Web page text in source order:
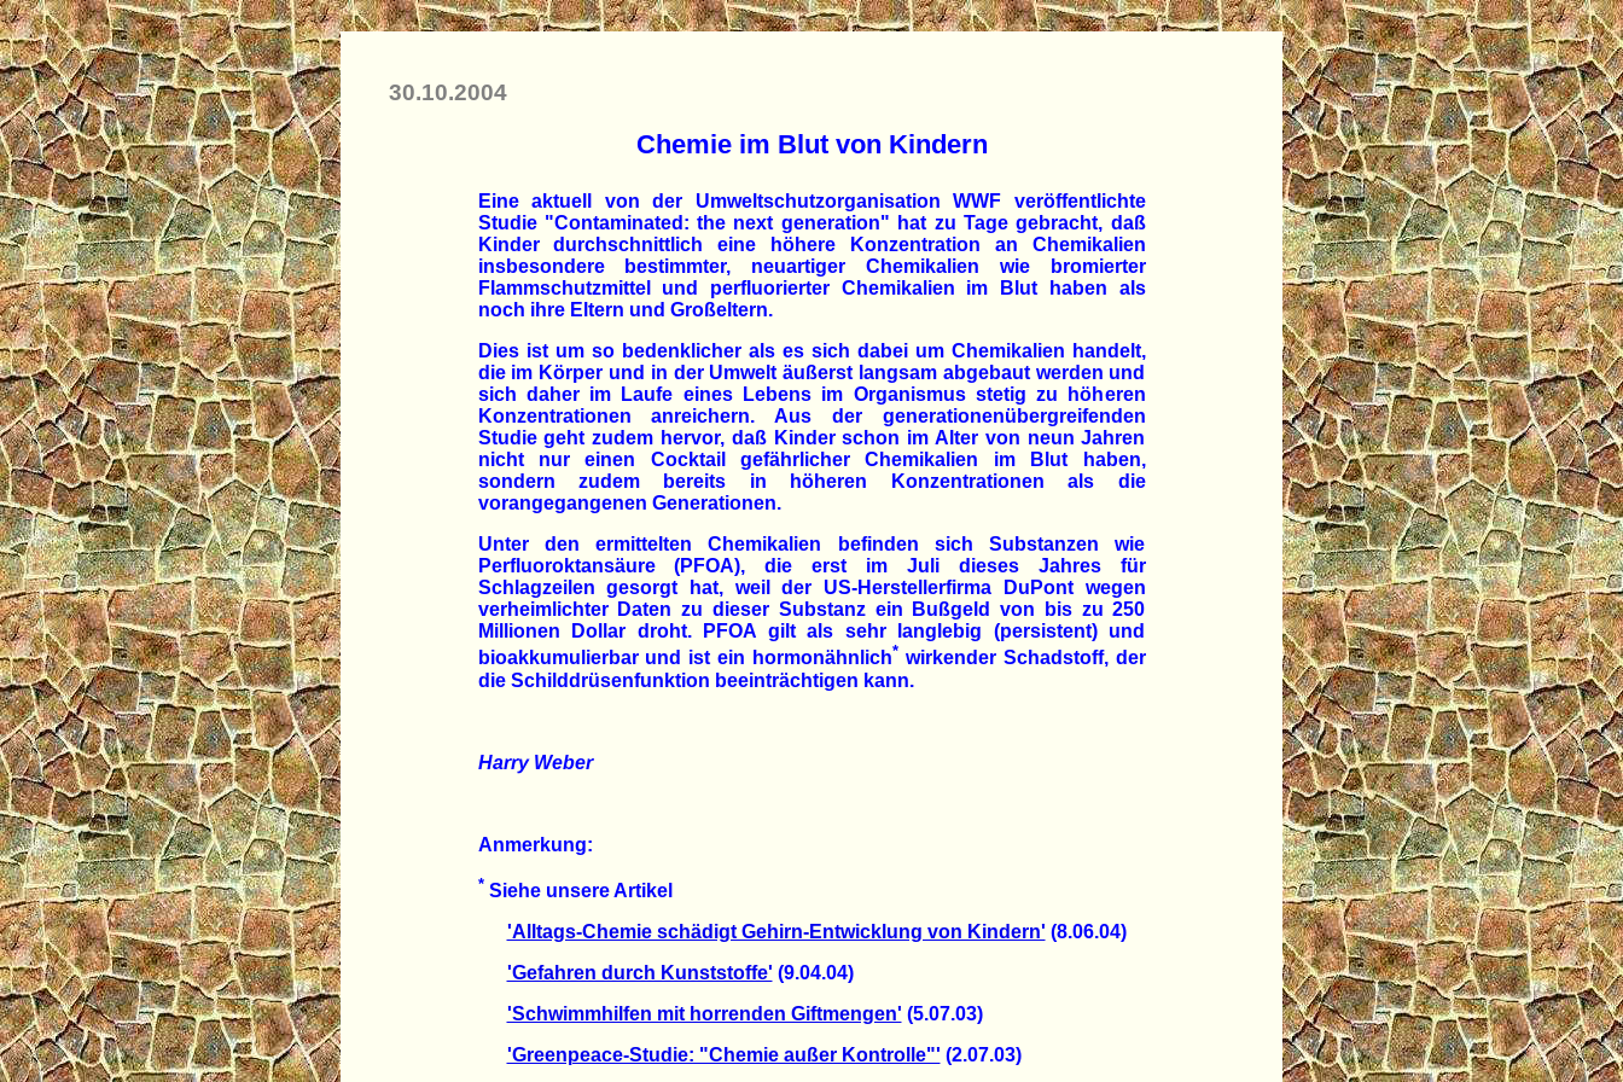
30.10.2004
Chemie im Blut von Kindern
Eine aktuell von der Umweltschutzorganisation WWF veröffentlichte
Studie "Contaminated: the next generation" hat zu Tage gebracht, daß
Kinder durchschnittlich eine höhere Konzentration an Chemikalien
insbesondere bestimmter, neuartiger Chemikalien wie bromierter
Flammschutzmittel und perfluorierter Chemikalien im Blut haben als
noch ihre Eltern und Großeltern.
Dies ist um so bedenklicher als es sich dabei um Chemikalien handelt,
die im Körper und in der Umwelt äußerst langsam abgebaut werden und
sich daher im Laufe eines Lebens im Organismus stetig zu höheren
Konzentrationen anreichern. Aus der generationenübergreifenden
Studie geht zudem hervor, daß Kinder schon im Alter von neun Jahren
nicht nur einen Cocktail gefährlicher Chemikalien im Blut haben,
sondern zudem bereits in höheren Konzentrationen als die
vorangegangenen Generationen.
Unter den ermittelten Chemikalien befinden sich Substanzen wie
Perfluoroktansäure (PFOA), die erst im Juli dieses Jahres für
Schlagzeilen gesorgt hat, weil der US-Herstellerfirma DuPont wegen
verheimlichter Daten zu dieser Substanz ein Bußgeld von bis zu 250
Millionen Dollar droht. PFOA gilt als sehr langlebig (persistent) und
bioakkumulierbar und ist ein hormonähnlich* wirkender Schadstoff, der
die Schilddrüsenfunktion beeinträchtigen kann.
Harry Weber
Anmerkung:
*Siehe unsere Artikel
'Alltags-Chemie schädigt Gehirn-Entwicklung von Kindern' (8.06.04)
'Gefahren durch Kunststoffe' (9.04.04)
'Schwimmhilfen mit horrenden Giftmengen' (5.07.03)
'Greenpeace-Studie: "Chemie außer Kontrolle"' (2.07.03)